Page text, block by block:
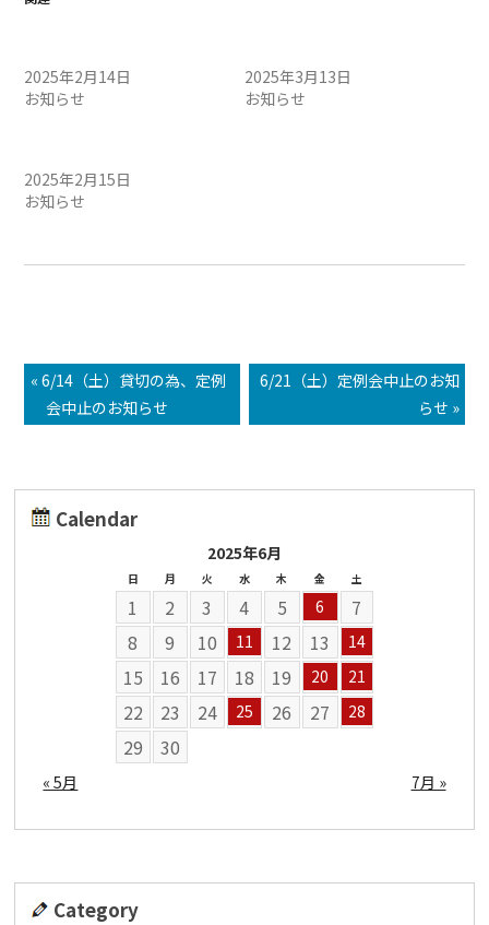
2025年2月14日
お知らせ
2025年3月13日
お知らせ
2025年2月15日
お知らせ
« 6/14（土）貸切の為、定例
会中止のお知らせ
6/21（土）定例会中止のお知
らせ »
Calendar
2025年6月
日 月 火 水 木 金 土
1 2 3 4 5 6
7
8
9 10 11 12 13 14
15 16 17 18 19 20 21
22 23 24 25 26 27 28
29 30
« 5月 7月 »
Category